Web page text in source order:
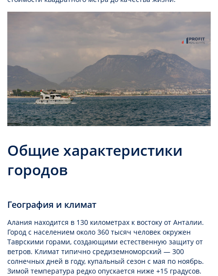
Общие характеристики
городов
География и климат
Алания находится в 130 километрах к востоку от Анталии.
Город с населением около 360 тысяч человек окружен
Таврскими горами, создающими естественную защиту от
ветров. Климат типично средиземноморский — 300
солнечных дней в году, купальный сезон с мая по ноябрь.
Зимой температура редко опускается ниже +15 градусов.